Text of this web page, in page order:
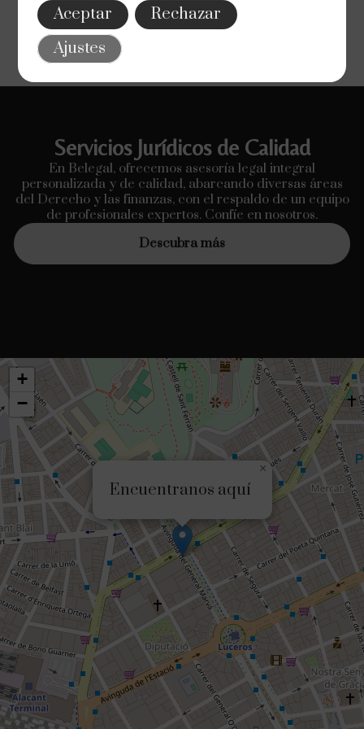
Servicios Jurídicos de Calidad
En Belegal, ofrecemos asesoría legal integral
personalizada y de calidad, abarcando diversas áreas
del Derecho y las finanzas, con el respaldo de un equipo
de profesionales expertos. Confíe en nosotros.
Descubra más
Encuentranos aquí
×
+
−
Aceptar
Rechazar
Ajustes